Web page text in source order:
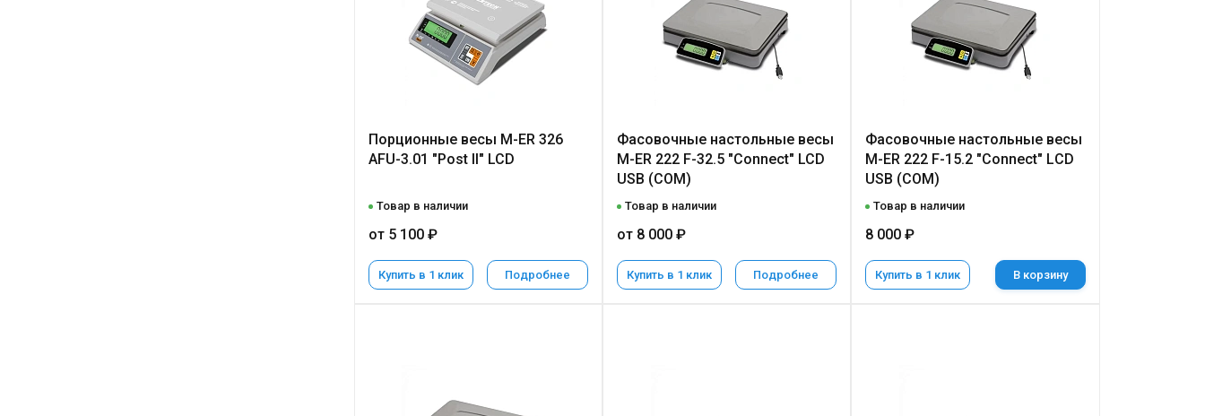
Порционные весы M-ER 326
AFU-3.01 "Post II" LCD
Товар в наличии
от 5 100 ₽
Купить в 1 клик Подробнее
Фасовочные настольные весы
M-ER 222 F-32.5 "Connect" LCD
USB (COM)
Товар в наличии
от 8 000 ₽
Купить в 1 клик Подробнее
Фасовочные настольные весы
M-ER 222 F-15.2 "Connect" LСD
USB (COM)
Товар в наличии
8 000 ₽
Купить в 1 клик В корзину